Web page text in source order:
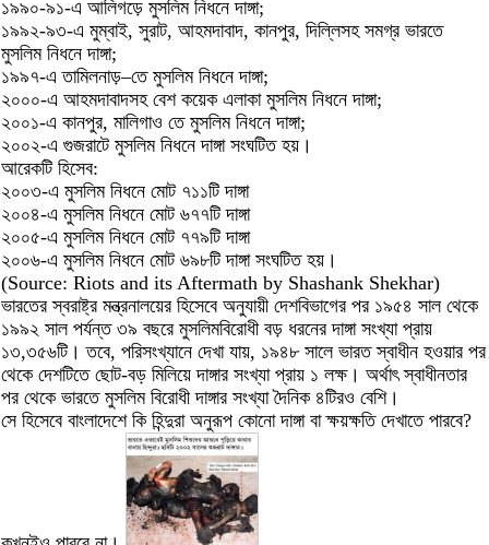
১৯৯০-৯১-এ আলিগড়ে মুসলিম নিধনে দাঙ্গা;
১৯৯২-৯৩-এ মুম্বাই, সুরাট, আহমদাবাদ, কানপুর, দিল্লিসহ সমগ্র ভারতে
মুসলিম নিধনে দাঙ্গা;
১৯৯৭-এ তামিলনাড়–তে মুসলিম নিধনে দাঙ্গা;
২০০০-এ আহমদাবাদসহ বেশ কয়েক এলাকা মুসলিম নিধনে দাঙ্গা;
২০০১-এ কানপুর, মালিগাও তে মুসলিম নিধনে দাঙ্গা;
২০০২-এ গুজরাটে মুসলিম নিধনে দাঙ্গা সংঘটিত হয়।
আরেকটি হিসেব:
২০০৩-এ মুসলিম নিধনে মোট ৭১১টি দাঙ্গা
২০০৪-এ মুসলিম নিধনে মোট ৬৭৭টি দাঙ্গা
২০০৫-এ মুসলিম নিধনে মোট ৭৭৯টি দাঙ্গা
২০০৬-এ মুসলিম নিধনে মোট ৬৯৮টি দাঙ্গা সংঘটিত হয়।
(Source: Riots and its Aftermath by Shashank Shekhar)
ভারতের স্বরাষ্ট্র মন্ত্রনালয়ের হিসেবে অনুযায়ী দেশবিভাগের পর ১৯৫৪ সাল থেকে
১৯৯২ সাল পর্যন্ত ৩৯ বছরে মুসলিমবিরোধী বড় ধরনের দাঙ্গা সংখ্যা প্রায়
১৩,৩৫৬টি। তবে, পরিসংখ্যানে দেখা যায়, ১৯৪৮ সালে ভারত স্বাধীন হওয়ার পর
থেকে দেশটিতে ছোট-বড় মিলিয়ে দাঙ্গার সংখ্যা প্রায় ১ লক্ষ। অর্থাৎ স্বাধীনতার
পর থেকে ভারতে মুসলিম বিরোধী দাঙ্গার সংখ্যা দৈনিক ৪টিরও বেশি।
সে হিসেবে বাংলাদেশে কি হিন্দুরা অনুরূপ কোনো দাঙ্গা বা ক্ষয়ক্ষতি দেখাতে পারবে?